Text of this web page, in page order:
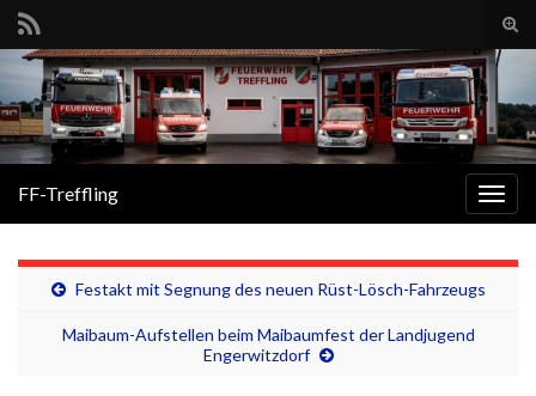
Search for:
FF-Treffling
Festakt mit Segnung des neuen Rüst-Lösch-Fahrzeugs
Maibaum-Aufstellen beim Maibaumfest der Landjugend
Engerwitzdorf